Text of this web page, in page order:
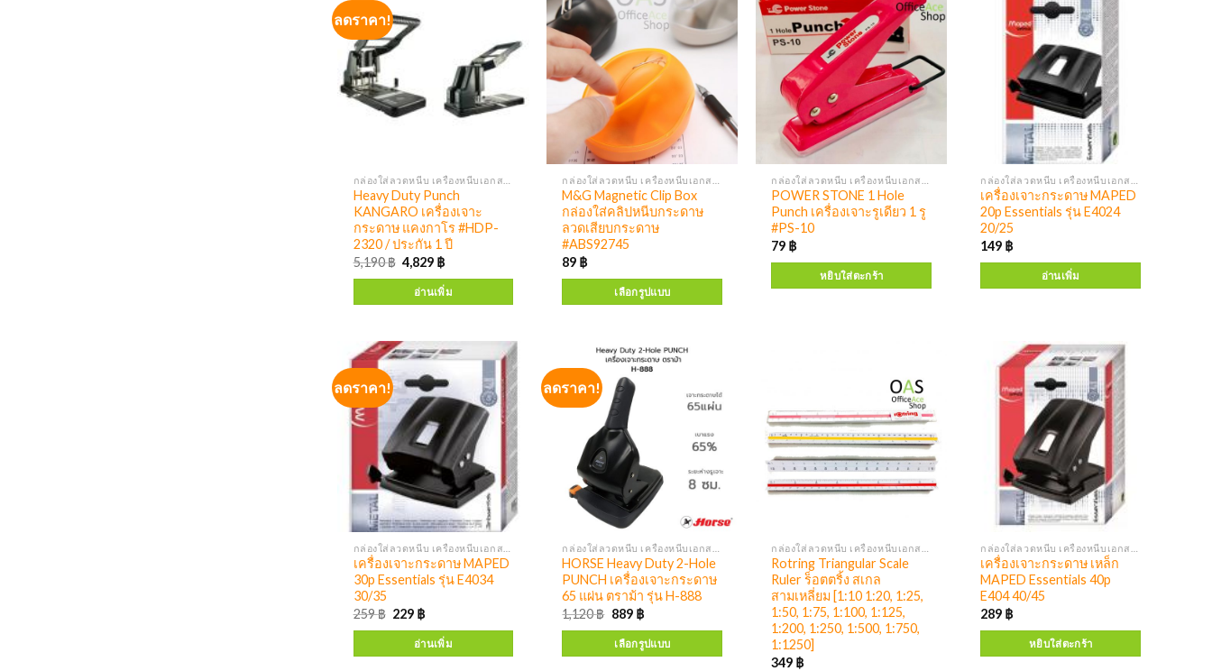
ลดราคา!
Heavy Duty Punch
KANGARO เครื่องเจาะ
กระดาษ แคงกาโร #HDP-
2320 / ประกัน 1 ปี
5,190฿ 4,829 ฿
อ่านเพิ่ม
ลดราคา!
HORSE Heavy Duty 2-Hole
PUNCH เครื่องเจาะกระดาษ
65 แผ่น ตราม้า รุ่น H-888
1,120฿ 889 ฿
เลือกรูปแบบ
M&G Magnetic Clip Box
กล่องใส่คลิปหนีบกระดาษ
ลวดเสียบกระดาษ
#ABS92745
89 ฿
เลือกรูปแบบ
POWER STONE 1 Hole
Punch เครื่องเจาะรูเดียว 1 รู
#PS-10
79 ฿
หยิบใส่ตะกร้า
Rotring Triangular Scale
Ruler ร็อตตริ้ง สเกล
สามเหลี่ยม [1:10 1:20, 1:25,
1:50, 1:75, 1:100, 1:125,
1:200, 1:250, 1:500, 1:750,
1:1250]
349 ฿
เครื่องเจาะกระดาษ MAPED
20p Essentials รุ่น E4024
20/25
149 ฿
อ่านเพิ่ม
ลดราคา!
เครื่องเจาะกระดาษ MAPED
30p Essentials รุ่น E4034
30/35
259฿ 229 ฿
อ่านเพิ่ม
เครื่องเจาะกระดาษ เหล็ก
MAPED Essentials 40p
E404 40/45
289 ฿
หยิบใส่ตะกร้า